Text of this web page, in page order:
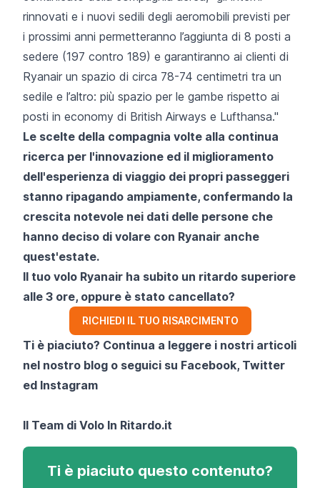
rinnovati e i nuovi sedili degli aeromobili previsti per
i prossimi anni permetteranno l’aggiunta di 8 posti a
sedere (197 contro 189) e garantiranno ai clienti di
Ryanair un spazio di circa 78-74 centimetri tra un
sedile e l’altro: più spazio per le gambe rispetto ai
posti in economy di British Airways e Lufthansa."
Le scelte della compagnia volte alla continua
ricerca per l'innovazione ed il miglioramento
dell'esperienza di viaggio dei propri passeggeri
stanno ripagando ampiamente, confermando la
crescita notevole nei dati delle persone che
hanno deciso di volare con Ryanair anche
quest'estate.
Il tuo volo Ryanair ha subito un ritardo superiore
alle 3 ore, oppure è stato cancellato?
RICHIEDI IL TUO RISARCIMENTO
Ti è piaciuto? Continua a leggere i nostri articoli
nel nostro blog o seguici su Facebook, Twitter
ed Instagram
Il Team di Volo In Ritardo.it
Ti è piaciuto questo contenuto?